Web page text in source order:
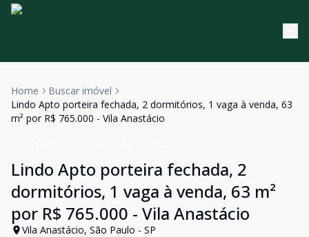
Home
Buscar imóvel
Lindo Apto porteira fechada, 2 dormitórios, 1 vaga à venda, 63
m² por R$ 765.000 - Vila Anastácio
Lindo Apto porteira fechada, 2
dormitórios, 1 vaga à venda, 63 m²
por R$ 765.000 - Vila Anastácio
Vila Anastácio, São Paulo - SP